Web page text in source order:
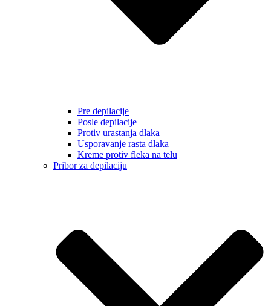
Pre depilacije
Posle depilacije
Protiv urastanja dlaka
Usporavanje rasta dlaka
Kreme protiv fleka na telu
Pribor za depilaciju